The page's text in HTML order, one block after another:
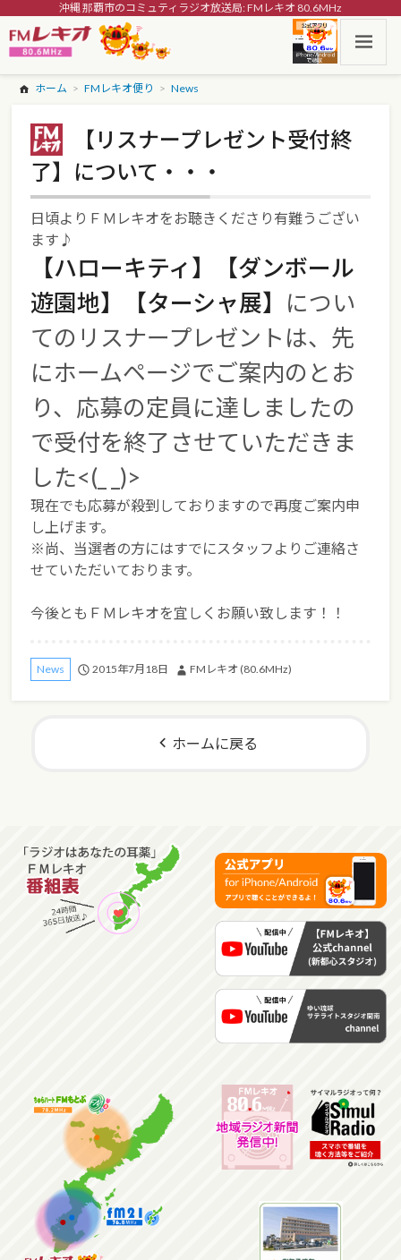
沖縄 那覇市のコミュティラジオ放送局: FMレキオ 80.6MHz
ホーム FMレキオ便り News
【リスナープレゼント受付終
了】について・・・
日頃よりＦＭレキオをお聴きくださり有難うござい
ます♪
【ハローキティ】【ダンボール
遊園地】【ターシャ展】 につい
てのリスナープレゼントは、先
にホームページでご案内のとお
り、応募の定員に達しましたの
で受付を終了させていただきま
した<(_ _)>
現在でも応募が殺到しておりますので再度ご案内申
し上げます。
※尚、当選者の方にはすでにスタッフよりご連絡さ
せていただいております。
今後ともＦＭレキオを宜しくお願い致します！！
News 2015年7月18日 FMレキオ (80.6MHz)
ホームに戻る